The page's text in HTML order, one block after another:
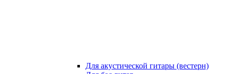
Для акустической гитары (вестерн)